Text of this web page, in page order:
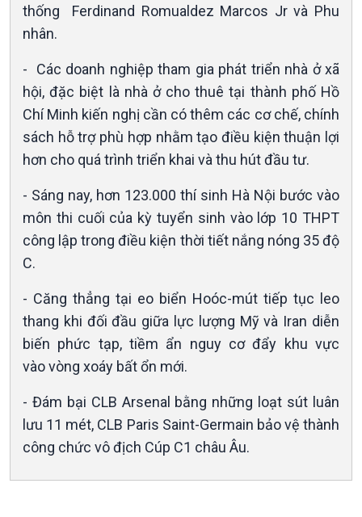
Văn hoá & Du lịch
Tin Văn hoá & Du lịch
Chát với người nổi tiếng
Câu chuyện Thể thao
Multimedia
Ảnh
Video
E-Magazine
thống Ferdinand Romualdez Marcos Jr và Phu
nhân.
- Các doanh nghiệp tham gia phát triển nhà ở xã
hội, đặc biệt là nhà ở cho thuê tại thành phố Hồ
Chí Minh kiến nghị cần có thêm các cơ chế, chính
sách hỗ trợ phù hợp nhằm tạo điều kiện thuận lợi
hơn cho quá trình triển khai và thu hút đầu tư.
- Sáng nay, hơn 123.000 thí sinh Hà Nội bước vào
môn thi cuối của kỳ tuyển sinh vào lớp 10 THPT
công lập trong điều kiện thời tiết nắng nóng 35 độ
C.
- Căng thẳng tại eo biển Hoóc-mút tiếp tục leo
thang khi đối đầu giữa lực lượng Mỹ và Iran diễn
biến phức tạp, tiềm ẩn nguy cơ đẩy khu vực
vào vòng xoáy bất ổn mới.
- Đám bại CLB Arsenal bằng những loạt sút luân
lưu 11 mét, CLB Paris Saint-Germain bảo vệ thành
công chức vô địch Cúp C1 châu Âu.